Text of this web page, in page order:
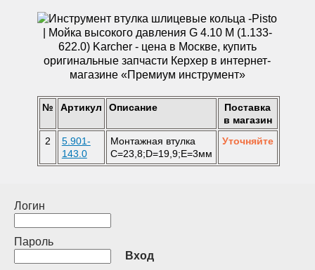
№ Артикул Описание
Поставка
в магазин
2
5.901-
143.0
Монтажная втулка
C=23,8;D=19,9;E=3мм
Уточняйте
Логин
Пароль
Вход